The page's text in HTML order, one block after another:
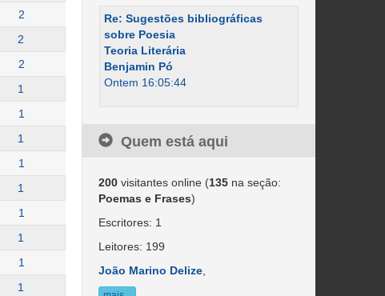
2
2
2
1
1
1
1
1
1
1
1
1
Re: Sugestões bibliográficas
sobre Poesia
Teoria Literária
Benjamin Pó
Ontem 16:05:44
Quem está aqui
200visitantes online (135na seção:
Poemas e Frases)
Escritores: 1
Leitores: 199
João Marino Delize,